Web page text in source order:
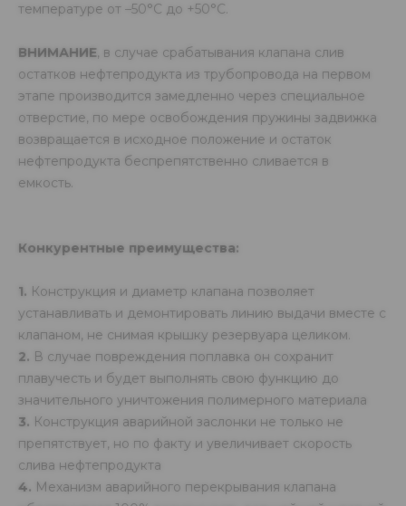
температуре от –50°С до +50°С.
ВНИМАНИЕ, в случае срабатывания клапана слив
остатков нефтепродукта из трубопровода на первом
этапе производится замедленно через специальное
отверстие, по мере освобождения пружины задвижка
возвращается в исходное положение и остаток
нефтепродукта беспрепятственно сливается в
емкость.
Конкурентные преимущества:
1. Конструкция и диаметр клапана позволяет
устанавливать и демонтировать линию выдачи вместе с
клапаном, не снимая крышку резервуара целиком.
2. В случае повреждения поплавка он сохранит
плавучесть и будет выполнять свою функцию до
значительного уничтожения полимерного материала
3. Конструкция аварийной заслонки не только не
препятствует, но по факту и увеличивает скорость
слива нефтепродукта
4. Механизм аварийного перекрывания клапана